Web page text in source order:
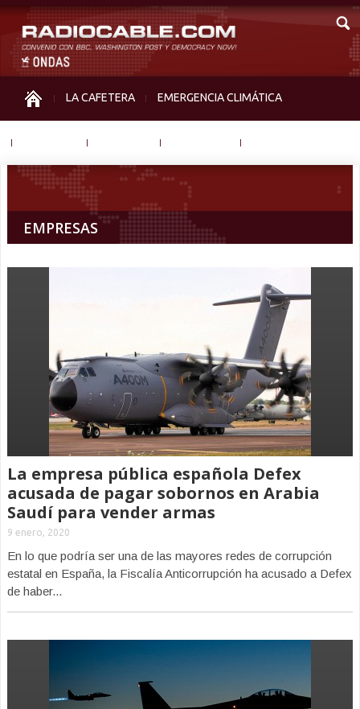
LA CAFETERA EMERGENCIA CLIMÁTICA
EMPRESAS
La empresa pública española Defex
acusada de pagar sobornos en Arabia
Saudí para vender armas
9 enero, 2020
En lo que podría ser una de las mayores redes de corrupción
estatal en España, la Fiscalía Anticorrupción ha acusado a Defex
de haber...